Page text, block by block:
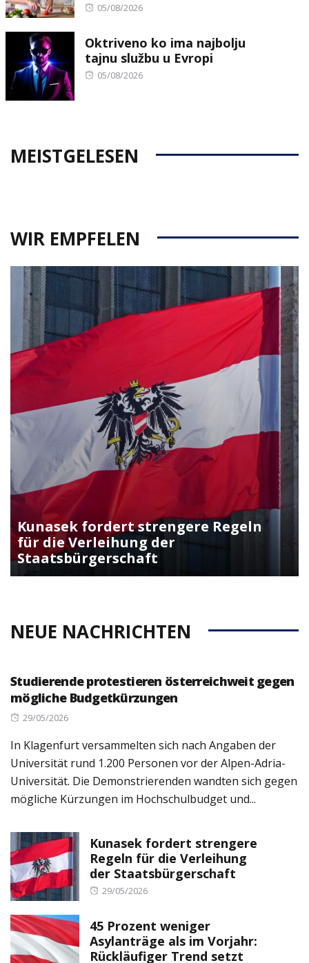
Posted
05/08/2026
Oktriveno ko ima najbolju
tajnu službu u Evropi
Posted
05/08/2026
MEISTGELESEN
WIR EMPFELEN
Kunasek fordert strengere Regeln
für die Verleihung der
Staatsbürgerschaft
NEUE NACHRICHTEN
Studierende protestieren österreichweit gegen
mögliche Budgetkürzungen
Posted
29/05/2026
In Klagenfurt versammelten sich nach Angaben der
Universität rund 1.200 Personen vor der Alpen-Adria-
Universität. Die Demonstrierenden wandten sich gegen
mögliche Kürzungen im Hochschulbudget und...
Kunasek fordert strengere
Regeln für die Verleihung
der Staatsbürgerschaft
Posted
29/05/2026
45 Prozent weniger
Asylanträge als im Vorjahr:
Rückläufiger Trend setzt